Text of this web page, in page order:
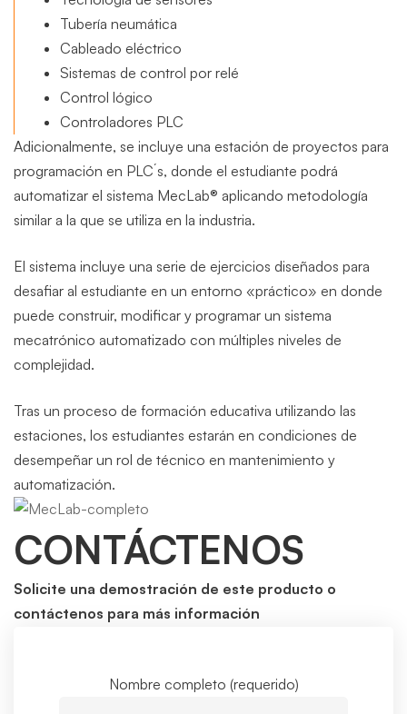
Tubería neumática
Cableado eléctrico
Sistemas de control por relé
Control lógico
Controladores PLC
Adicionalmente, se incluye una estación de proyectos para
programación en PLC´s, donde el estudiante podrá
automatizar el sistema MecLab® aplicando metodología
similar a la que se utiliza en la industria.
El sistema incluye una serie de ejercicios diseñados para
desafiar al estudiante en un entorno «práctico» en donde
puede construir, modificar y programar un sistema
mecatrónico automatizado con múltiples niveles de
complejidad.
Tras un proceso de formación educativa utilizando las
estaciones, los estudiantes estarán en condiciones de
desempeñar un rol de técnico en mantenimiento y
automatización.
CONTÁCTENOS
Solicite una demostración de este producto o
contáctenos para más información
Nombre completo (requerido)